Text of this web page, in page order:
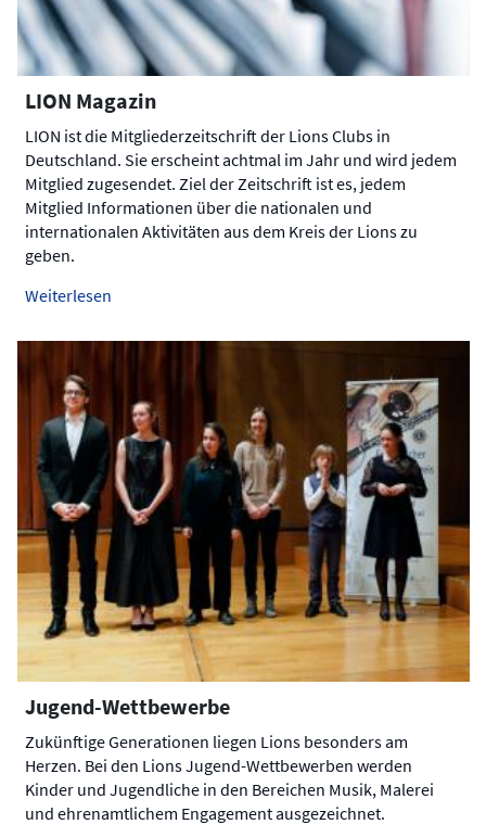
LION Magazin
LION ist die Mitgliederzeitschrift der Lions Clubs in
Deutschland. Sie erscheint achtmal im Jahr und wird jedem
Mitglied zugesendet. Ziel der Zeitschrift ist es, jedem
Mitglied Informationen über die nationalen und
internationalen Aktivitäten aus dem Kreis der Lions zu
geben.
Weiterlesen
Jugend-Wettbewerbe
Zukünftige Generationen liegen Lions besonders am
Herzen. Bei den Lions Jugend-Wettbewerben werden
Kinder und Jugendliche in den Bereichen Musik, Malerei
und ehrenamtlichem Engagement ausgezeichnet.